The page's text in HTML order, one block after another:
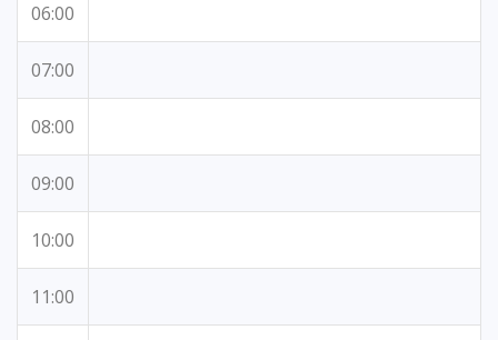
06:00
07:00
08:00
09:00
10:00
11:00